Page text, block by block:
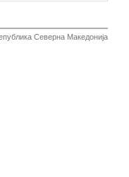
Северна Македонија